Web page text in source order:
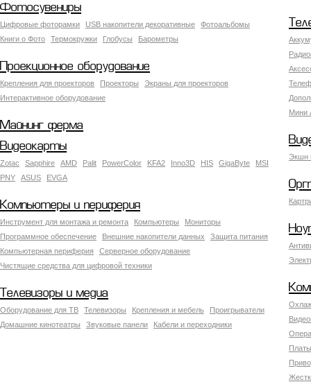
Фотосувениры
Цифровые фоторамки USB накопители декоративные
Фотоальбомы
Книги о Фото
Термокружки Глобусы Барометры
Мини
Проекционное оборудование
Крепления для проекторов Проекторы
Экраны для проекторов
Интерактивное оборудование
Майнинг ферма
Экшн
Видеокарты
Zotac Sapphire AMD Palit PowerColor KFA2 Inno3D HIS GigaByte
MSI
PNY
ASUS EVGA
Компьютеры и периферия
Инструмент для монтажа и ремонта Компьютеры
Мониторы
Программное обеспечение
Внешние накопители данных
Защита питания
Компьютерная периферия
Серверное оборудование
Чистящие средства для цифровой техники
Телевизоры и медиа
Оборудование для ТВ Телевизоры Крепления и мебель
Проигрыватели
Домашние кинотеатры
Звуковые панели Кабели и переходники